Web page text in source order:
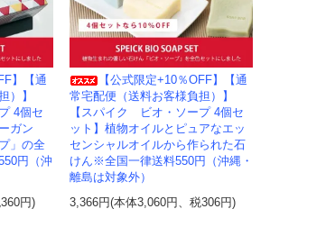
】【通
）】
4個セ
ガン
」の全
円（沖
円)
【公式限定+10％OFF】【通
常宅配便（送料お客様負担）】
【スパイク ビオ・ソープ 4個セ
ット】植物オイルとピュアなエッ
センシャルオイルから作られた石
けん※全国一律送料550円（沖縄・
離島は対象外）
3,366円(本体3,060円、税306円)